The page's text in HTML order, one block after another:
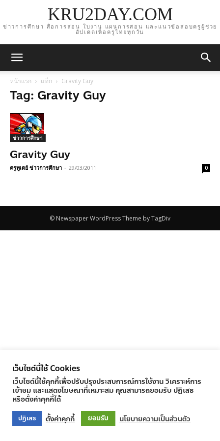
KRU2DAY.COM
ข่าวการศึกษา สื่อการสอน ใบงาน แผนการสอน และแนวข้อสอบครูผู้ช่วย
อัปเดตเพื่อครูไทยทุกวัน
หน้าแรก แท็ก Gravity Guy
Tag: Gravity Guy
ข่าวการศึกษา
Gravity Guy
ครูทูเดย์ ข่าวการศึกษา - 29/03/2011 0
© Newspaper WordPress Theme by TagDiv
เว็บไซต์นี้ใช้ Cookies
เว็บไซต์นี้ใช้คุกกี้เพื่อปรับปรุงประสบการณ์การใช้งาน วิเคราะห์การ
เข้าชม และแสดงโฆษณาที่เหมาะสม คุณสามารถยอมรับ ปฏิเสธ
หรือตั้งค่าคุกกี้ได้
ปฏิเสธ ตั้งค่าคุกกี้ ยอมรับ นโยบายความเป็นส่วนตัว